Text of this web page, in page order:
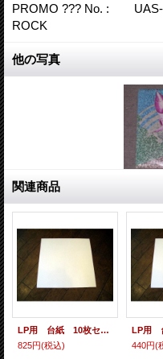
PROMO ??? No. :
ROCK
他の写真
関連商品
LP用 台紙 10枚セット
825円(税込)
440円(